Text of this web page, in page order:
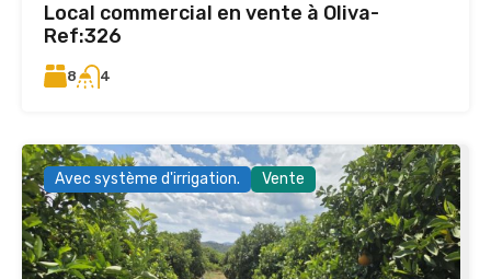
Local commercial en vente à Oliva-
Ref:326
8 4
Avec système d'irrigation. Vente